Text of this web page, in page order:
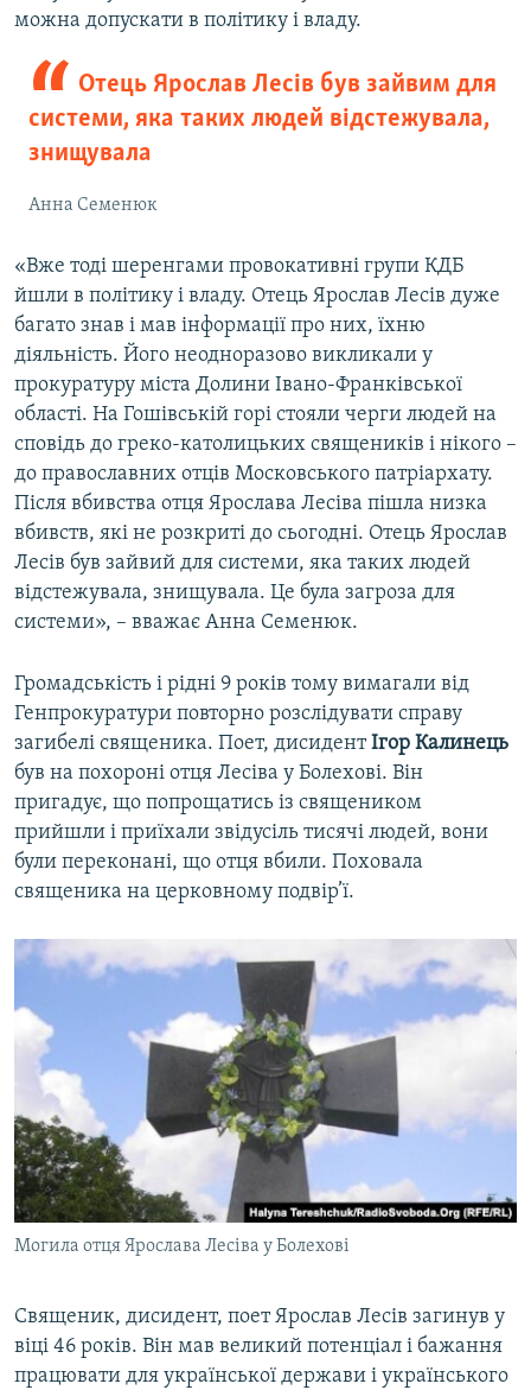
можна допускати в політику і владу.
Отець Ярослав Лесів був зайвим для
системи, яка таких людей відстежувала,
знищувала
Анна Семенюк
«Вже тоді шеренгами провокативні групи КДБ
йшли в політику і владу. Отець Ярослав Лесів дуже
багато знав і мав інформації про них, їхню
діяльність. Його неодноразово викликали у
прокуратуру міста Долини Івано-Франківської
області. На Гошівській горі стояли черги людей на
сповідь до греко-католицьких священиків і нікого –
до православних отців Московського патріархату.
Після вбивства отця Ярослава Лесіва пішла низка
вбивств, які не розкриті до сьогодні. Отець Ярослав
Лесів був зайвий для системи, яка таких людей
відстежувала, знищувала. Це була загроза для
системи», – вважає Анна Семенюк.
Громадськість і рідні 9 років тому вимагали від
Генпрокуратури повторно розслідувати справу
загибелі священика. Поет, дисидентІгор Калинець
був на похороні отця Лесіва у Болехові. Він
пригадує, що попрощатись із священиком
прийшли і приїхали звідусіль тисячі людей, вони
були переконані, що отця вбили. Поховала
священика на церковному подвір’ї.
Могила отця Ярослава Лесіва у Болехові
Священик, дисидент, поет Ярослав Лесів загинув у
віці 46 років. Він мав великий потенціал і бажання
працювати для української держави і українського